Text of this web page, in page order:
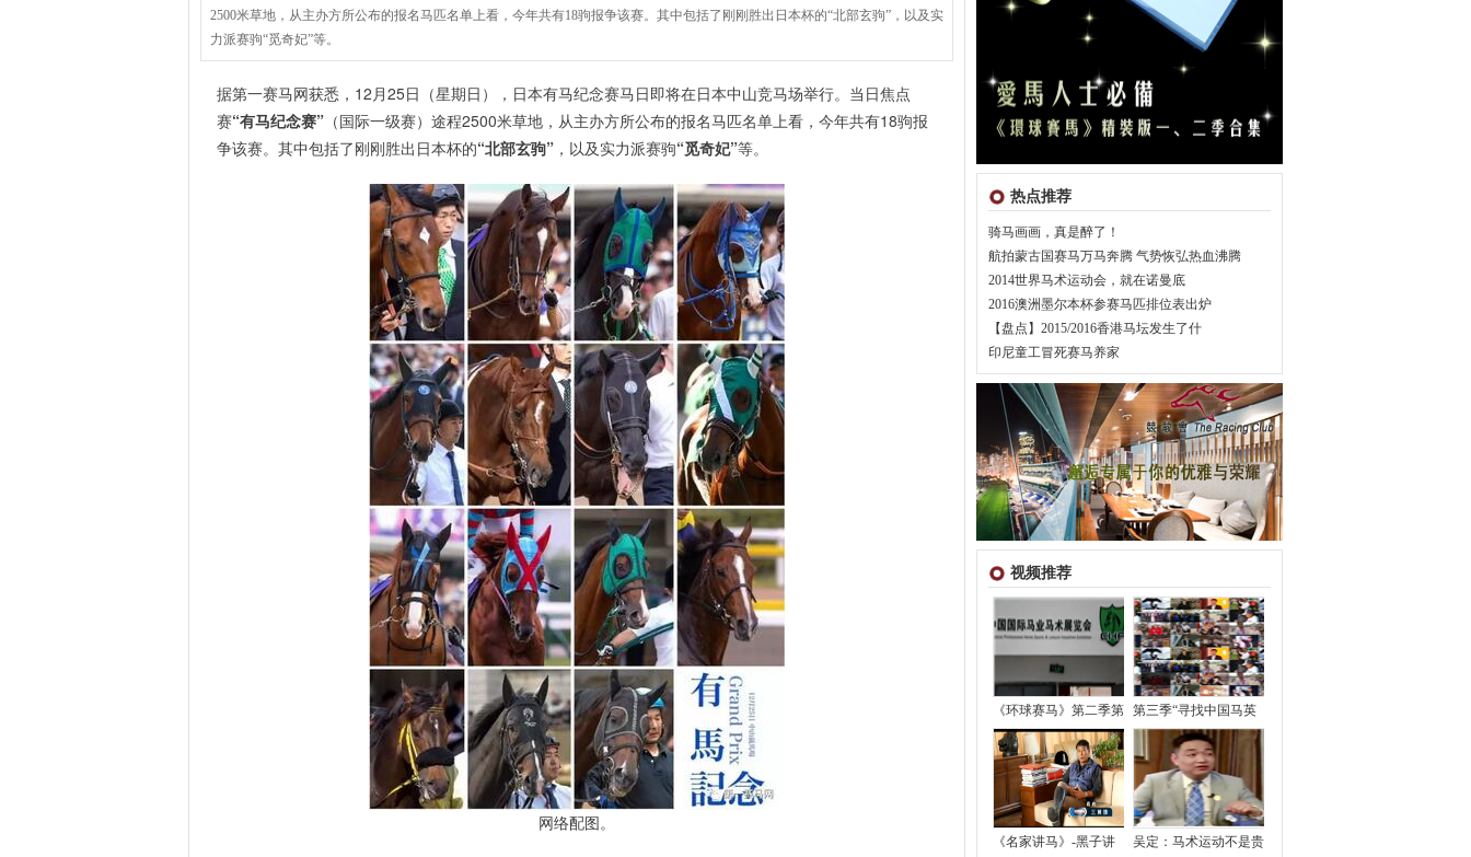
热点推荐
骑马画画，真是醉了！
航拍蒙古国赛马万马奔腾 气势恢弘热血沸腾
2014世界马术运动会，就在诺曼底
2016澳洲墨尔本杯参赛马匹排位表出炉
【盘点】2015/2016香港马坛发生了什
印尼童工冒死赛马养家
视频推荐
《环球赛马》第二季第 第三季“寻找中国马英
《名家讲马》-黑子讲 吴定：马术运动不是贵
2500米草地，从主办方所公布的报名马匹名单上看，今年共有18驹报争该赛。其中包括了刚刚胜出日本杯的“北部玄驹”，以及实
力派赛驹“觅奇妃”等。
据第一赛马网获悉，12月25日（星期日），日本有马纪念赛马日即将在日本中山竞马场举行。当日焦点
赛“有马纪念赛” （国际一级赛）途程2500米草地， 从主办方所公布的报名马匹名单上看，今年共有18驹报
争该赛。其中包括了刚刚胜出日本杯的“北部玄驹” ，以及实力派赛驹“觅奇妃”等。
网络配图。